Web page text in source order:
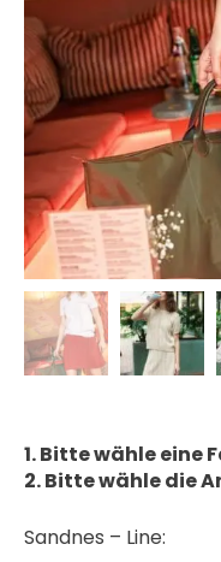
1. Bitte wähle eine
2. Bitte wähle die
Sandnes – Line: